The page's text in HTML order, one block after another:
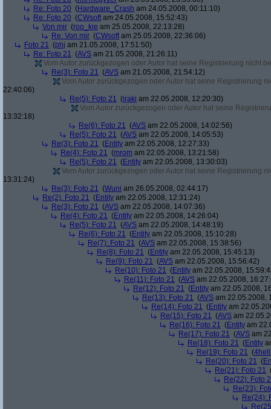
Re: Foto 20 (Hardware_Crash am 24.05.2008, 00:11:10)
Re: Foto 20 (CWsoft am 24.05.2008, 15:52:43)
Von mir (roo_kie am 25.05.2008, 22:13:28)
Re: Von mir (CWsoft am 25.05.2008, 22:36:06)
Foto 21 (phj am 21.05.2008, 17:51:50)
Re: Foto 21 (AVS am 21.05.2008, 21:26:11)
Vom Autor zurückgezogen oder Autor hat seine Registrierung nicht
Re(3): Foto 21 (AVS am 21.05.2008, 21:54:12)
Vom Autor zurückgezogen oder Autor hat seine Registrierung
22:40:06)
Re(5): Foto 21 (iraki am 22.05.2008, 12:20:30)
Vom Autor zurückgezogen oder Autor hat seine
13:32:18)
Re(6): Foto 21 (AVS am 22.05.2008, 14:02:56)
Re(5): Foto 21 (AVS am 22.05.2008, 14:05:53)
Re(3): Foto 21 (Entity am 22.05.2008, 12:27:33)
Re(4): Foto 21 (mrom am 22.05.2008, 13:21:58)
Re(5): Foto 21 (Entity am 22.05.2008, 13:30:03)
Vom Autor zurückgezogen oder Autor hat seine Registrierung
13:31:24)
Re(3): Foto 21 (Wuni am 26.05.2008, 02:44:17)
Re(2): Foto 21 (Entity am 22.05.2008, 12:31:24)
Re(3): Foto 21 (AVS am 22.05.2008, 14:07:36)
Re(4): Foto 21 (Entity am 22.05.2008, 14:26:04)
Re(5): Foto 21 (AVS am 22.05.2008, 14:48:19)
Re(6): Foto 21 (Entity am 22.05.2008, 15:10:28)
Re(7): Foto 21 (AVS am 22.05.2008, 15:38:56)
Re(8): Foto 21 (Entity am 22.05.2008, 15:45:13)
Re(9): Foto 21 (AVS am 22.05.2008, 15:56:42)
Re(10): Foto 21 (Entity am 22.05.2008,
Re(11): Foto 21 (AVS am 22.05.2008,
Re(12): Foto 21 (Entity am 22.05.2008,
Re(13): Foto 21 (AVS am 22.05.2008,
Re(14): Foto 21 (Entity am
Re(15): Foto 21 (AVS am
Re(16): Foto 21 (Entity am
Re(17): Foto 21 (AVS am
Re(18): Foto 21 (Entity
Re(19): Foto 21 (
Re(20): Foto 21 (
Re(21): Foto 21
Re(22): Foto
Re(23):
Re(24):